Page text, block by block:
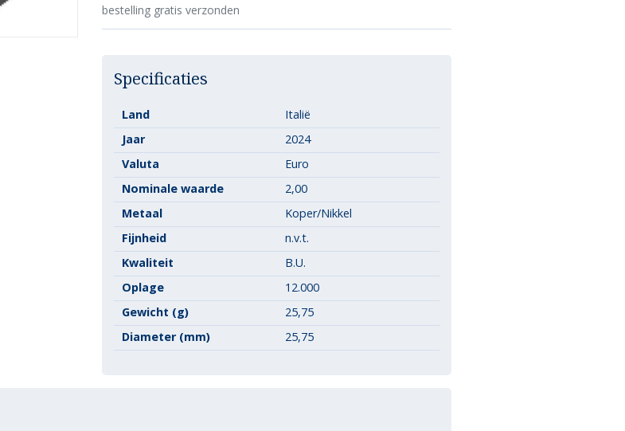
bestelling gratis verzonden
Specificaties
Land
Italië
Jaar
2024
Valuta
Euro
Nominale waarde
2,00
Metaal
Koper/Nikkel
Fijnheid
n.v.t.
Kwaliteit
B.U.
Oplage
12.000
Gewicht (g)
25,75
Diameter (mm)
25,75